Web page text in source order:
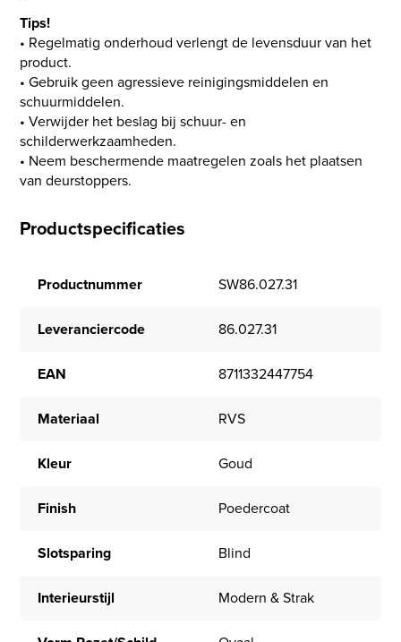
Tips!
• Regelmatig onderhoud verlengt de levensduur van het
product.
• Gebruik geen agressieve reinigingsmiddelen en
schuurmiddelen.
• Verwijder het beslag bij schuur- en
schilderwerkzaamheden.
• Neem beschermende maatregelen zoals het plaatsen
van deurstoppers.
Productspecificaties
Productnummer SW86.027.31
Leveranciercode 86.027.31
EAN 8711332447754
Materiaal RVS
Kleur Goud
Finish Poedercoat
Slotsparing Blind
Interieurstijl Modern & Strak